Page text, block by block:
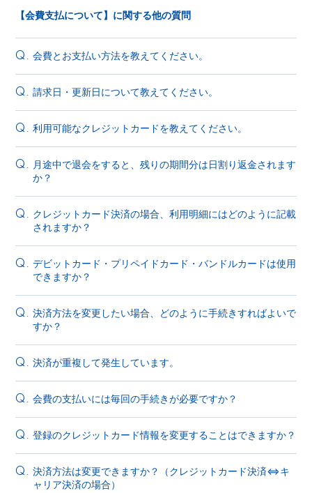
【会費支払について】に関する他の質問
Q. 会費とお支払い方法を教えてください。
Q. 請求日・更新日について教えてください。
Q. 利用可能なクレジットカードを教えてください。
Q. 月途中で退会をすると、残りの期間分は日割り返金されます
か？
Q. クレジットカード決済の場合、利用明細にはどのように記載
されますか？
Q. デビットカード・プリペイドカード・バンドルカードは使用
できますか？
Q. 決済方法を変更したい場合、どのように手続きすればよいで
すか？
Q. 決済が重複して発生しています。
Q. 会費の支払いには毎回の手続きが必要ですか？
Q. 登録のクレジットカード情報を変更することはできますか？
Q. 決済方法は変更できますか？（クレジットカード決済⇔キ
ャリア決済の場合）